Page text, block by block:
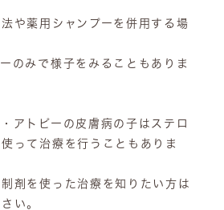
や薬用シャンプーを併用する場
のみで様子をみることもありま
アトピーの皮膚病の子はステロ
って治療を行うこともありま
剤を使った治療を知りたい方は
い。